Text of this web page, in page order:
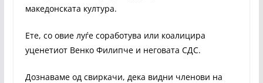
македонската култура.
Ете, со овие луѓе соработува или коалицира
уценетиот Венко Филипче и неговата СДС.
Дознаваме од свиркачи, дека видни членови на